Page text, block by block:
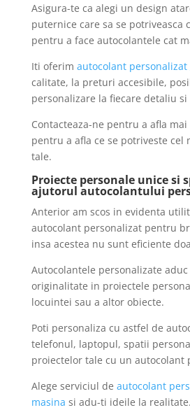
Asigura-te ca alegi un design
puternice care sa se potriveasca
pentru a face autocolantele cat
Iti oferim autocolant personalizat
calitate, la preturi accesibile,
personalizare la fiecare detaliu
Contacteaza-ne pentru a afla
pentru a afla ce se potriveste cel
tale.
Proiecte personale unice si
ajutorul autocolantului
Anterior am scos in evidenta
autocolant personalizat pentru
insa acestea nu sunt eficiente
Autocolantele personalizate
originalitate in proiectele
locuintei sau a altor obiecte.
Poti personaliza cu astfel de
telefonul, laptopul, spatii
proiectelor tale cu un autocolant
Alege serviciul de autocolant
masina si adu-ti ideile la